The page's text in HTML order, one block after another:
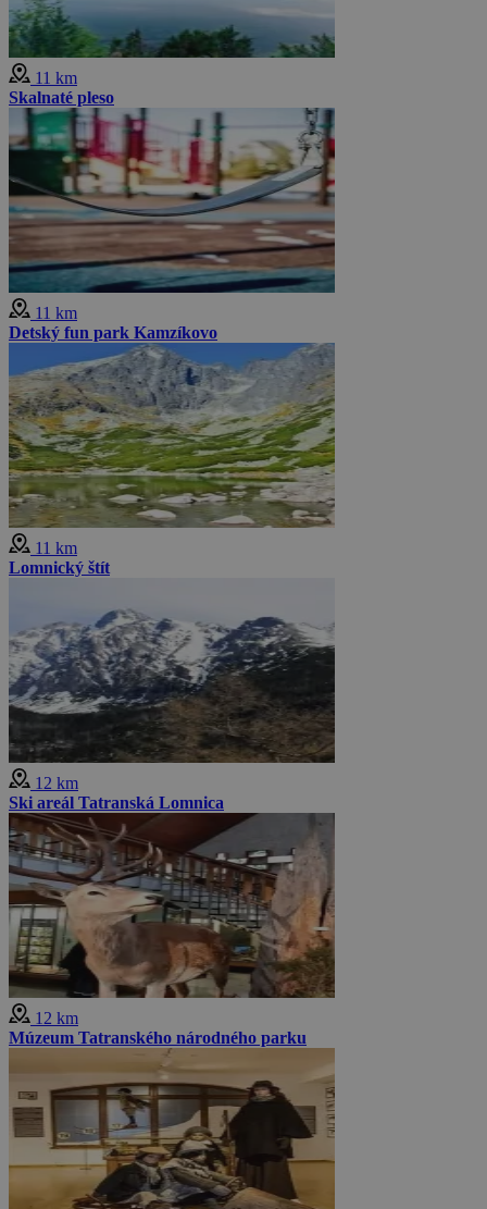
11 km
Skalnaté pleso
11 km
Detský fun park Kamzíkovo
11 km
Lomnický štít
12 km
Ski areál Tatranská Lomnica
12 km
Múzeum Tatranského národného parku